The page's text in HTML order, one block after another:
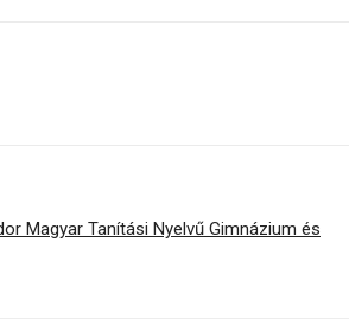
Magyar Tanítási Nyelvű Gimnázium és